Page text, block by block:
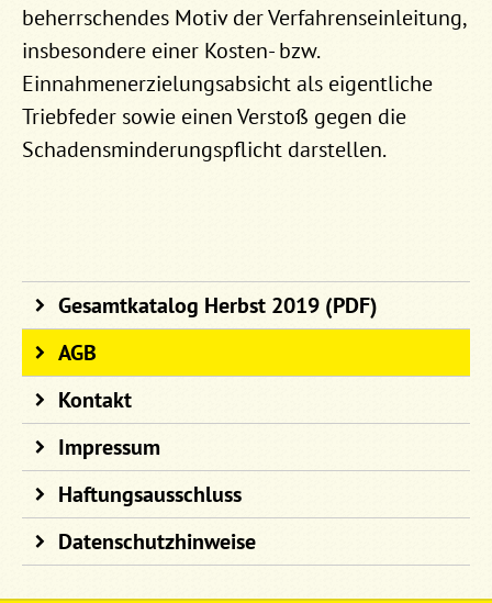
beherrschendes Motiv der Verfahrenseinleitung,
insbesondere einer Kosten- bzw.
Einnahmenerzielungsabsicht als eigentliche
Triebfeder sowie einen Verstoß gegen die
Schadensminderungspflicht darstellen.
Gesamtkatalog Herbst 2019 (PDF)
AGB
Kontakt
Impressum
Haftungsausschluss
Datenschutzhinweise